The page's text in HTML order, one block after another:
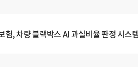
험, 차량 블랙박스 AI 과실비율 판정 시스